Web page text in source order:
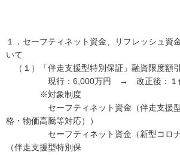
１．セーフティネット資金、リフレッシュ資
いて
（１）「伴走支援型特別保証」融資限度額
現行：6,000万円 → 改正後：１
※対象制度
セーフティネット資金（伴走支援型
格・物価高騰等対応））
セーフティネット資金（新型コロナ
（伴走支援型特別保